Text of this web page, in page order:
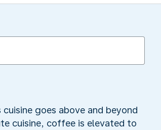
cuisine goes above and beyond
cuisine, coffee is elevated to